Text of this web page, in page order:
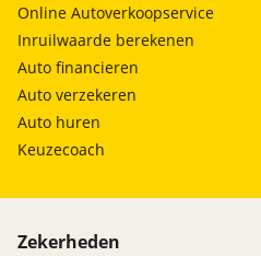
Online Autoverkoopservice
Inruilwaarde berekenen
Auto financieren
Auto verzekeren
Auto huren
Keuzecoach
Zekerheden